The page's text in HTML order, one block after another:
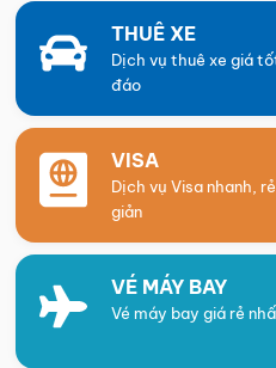
THUÊ XE
Dịch vụ thuê xe giá
đáo
VISA
Dịch vụ Visa nhanh,
giản
VÉ MÁY BAY
Vé máy bay giá rẻ